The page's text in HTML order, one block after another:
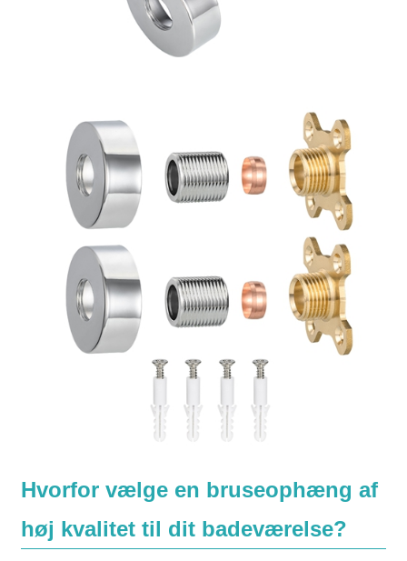
Hvorfor vælge en bruseophæng af
høj kvalitet til dit badeværelse?